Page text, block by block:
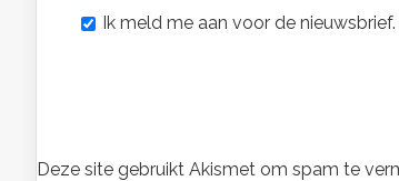
Ik meld me aan voor de nieuwsbrief.
Deze site gebruikt Akismet om spam te